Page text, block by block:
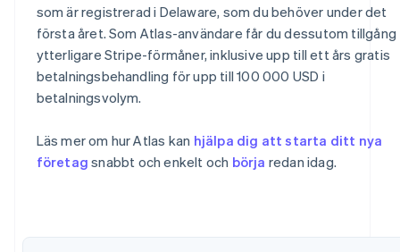
som är registrerad i Delaware, som du behöver under det
första året. Som Atlas-användare får du dessutom tillgång
ytterligare Stripe-förmåner, inklusive upp till ett års gratis
betalningsbehandling för upp till 100 000 USD i
betalningsvolym.
Läs mer om hur Atlas kan hjälpa dig att starta ditt nya
företag snabbt och enkelt och börja redan idag.
Australien
NederlandsFrançaisDeutschEnglish
Brasilien
Cypern